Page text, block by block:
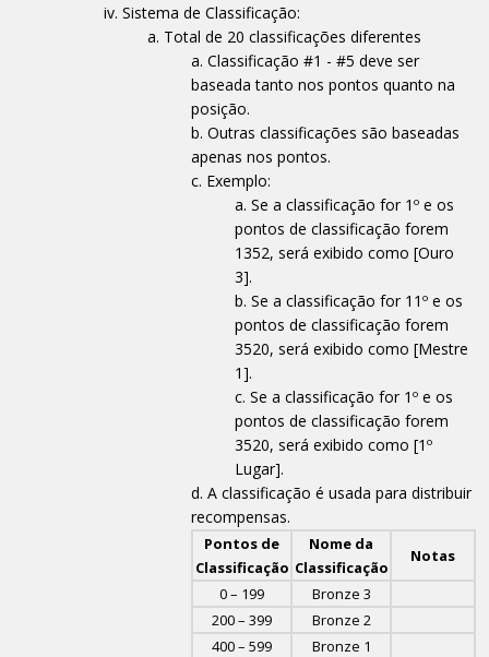
Sistema de Classificação:
Total de 20 classificações diferentes
Classificação #1 - #5 deve ser
baseada tanto nos pontos quanto na
posição.
Outras classificações são baseadas
apenas nos pontos.
Exemplo:
Se a classificação for 1º e os
pontos de classificação forem
1352, será exibido como [Ouro
3].
Se a classificação for 11º e os
pontos de classificação forem
3520, será exibido como [Mestre
1].
Se a classificação for 1º e os
pontos de classificação forem
3520, será exibido como [1º
Lugar].
A classificação é usada para distribuir
recompensas.
Pontos de
Classificação
Nome da
Classificação
Notas
0 – 199
Bronze 3
200 – 399
Bronze 2
400 – 599
Bronze 1